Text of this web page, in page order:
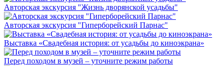
Авторская экскурсия "Жизнь дворянской усадьбы"
Авторская экскурсия "Гиперборейский Парнас"
Выставка «Свадебная история: от усадьбы до киноэкрана»
Перед походом в музей – уточните режим работы